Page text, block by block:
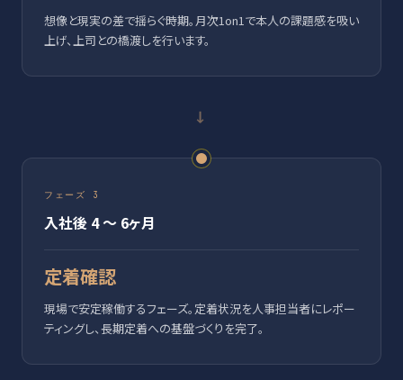
想像と現実の差で揺らぐ時期。月次1on1で本人の課題感を吸い
上げ、上司との橋渡しを行います。
→
フェーズ 3
入社後 4 〜 6ヶ月
定着確認
現場で安定稼働するフェーズ。定着状況を人事担当者にレポー
ティングし、長期定着への基盤づくりを完了。